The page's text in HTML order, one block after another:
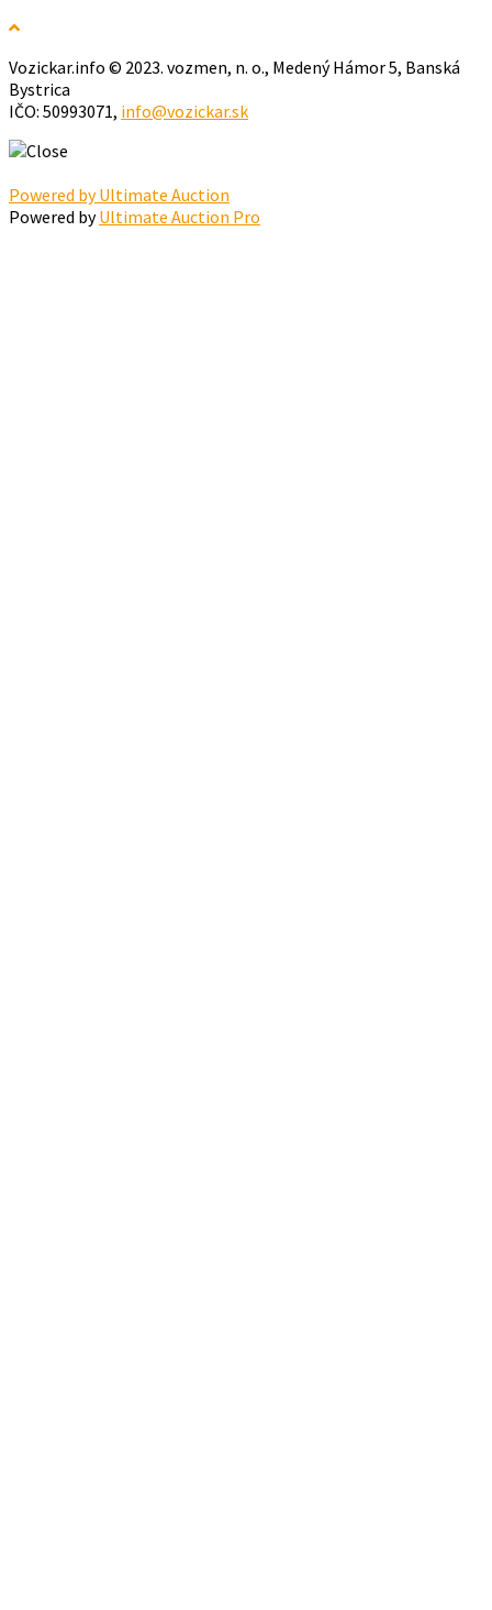
Vozickar.info © 2023. vozmen, n. o., Medený Hámor 5, Banská
Bystrica
IČO: 50993071, info@vozickar.sk
Powered by Ultimate Auction
Powered byUltimate Auction Pro